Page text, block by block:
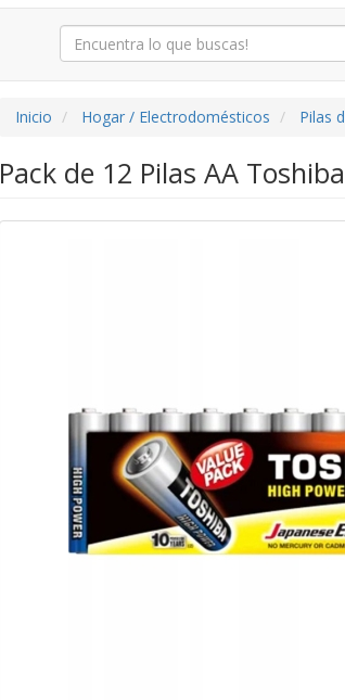
Inicio Hogar / Electrodomésticos Pilas
Pack de 12 Pilas AA